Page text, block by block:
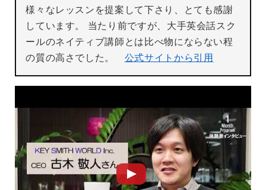
様々なレッスンを提案して下さり、とても感謝
しています。 当たり前ですが、大手英会話スク
ールのネイティブ講師とは比べ物にならない程
の質の高さでした。 公式サイトから引用